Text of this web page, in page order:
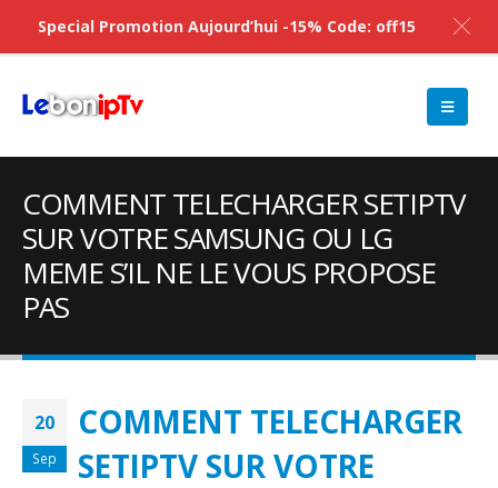
COMMENT TELECHARGER SETIPTV
SUR VOTRE SAMSUNG OU LG
MEME S’IL NE LE VOUS PROPOSE
PAS
20
Sep
COMMENT TELECHARGER
SETIPTV SUR VOTRE
Special Promotion Aujourd’hui -15% Code: off15